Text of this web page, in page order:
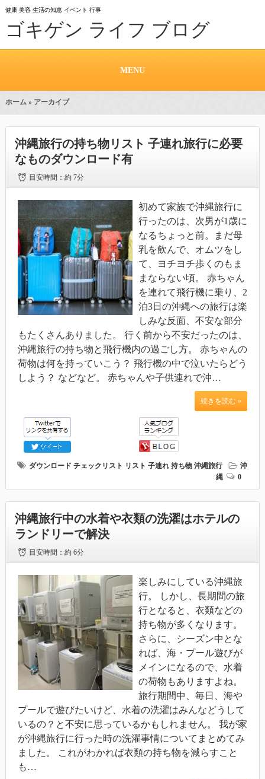
健康 美容 生活の知恵 イベント 行事
ゴキゲン ライフ ブログ
MENU
ホーム» アーカイブ
沖縄旅行の持ち物リスト 子連れ旅行に必要
なものダウンロード有
目安時間：約 7分
初めて家族で沖縄旅行に
行ったのは、次男が1歳に
なるちょっと前。まだ母
乳を飲んで、オムツをし
て、ヨチヨチ歩くのもま
まならない頃。 赤ちゃん
を連れて飛行機に乗り、2
泊3日の沖縄への旅行は楽
しみな反面、不安な部分
もたくさんありました。 行く前から不安だったのは、
沖縄旅行の持ち物と飛行機内の過ごし方。 赤ちゃんの
荷物は何を持っていこう？ 飛行機の中で泣いたらどう
しよう？ などなど。 赤ちゃんや子供連れで沖…
続きを読む »
ダウンロード チェックリスト リスト 子連れ 持ち物 沖縄旅行
沖
縄
0
沖縄旅行中の水着や衣類の洗濯はホテルの
ランドリーで解決
目安時間：約 6分
楽しみにしている沖縄旅
行。 しかし、長期間の旅
行となると、衣類などの
持ち物が多くなります。
さらに、シーズン中とな
れば、海・プール遊びが
メインになるので、水着
の荷物もありますよね。
旅行期間中、毎日、海や
プールで遊びたいけど、水着の洗濯はみんなどうして
いるの？と不安に思っているかもしれません。 我が家
が沖縄旅行に行った時の洗濯事情についてまとめてみ
ました。 これがわかれば衣類の持ち物を減らすこと
も…